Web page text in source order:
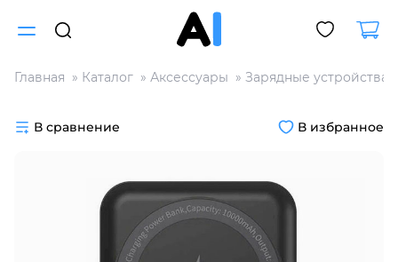
Главная Каталог Аксессуары Зарядные устройства
В сравнение В избранное
Разбейте
на части
без переплат